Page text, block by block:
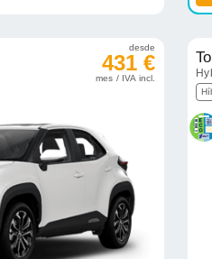
desde
431 €
mes / IVA incl.